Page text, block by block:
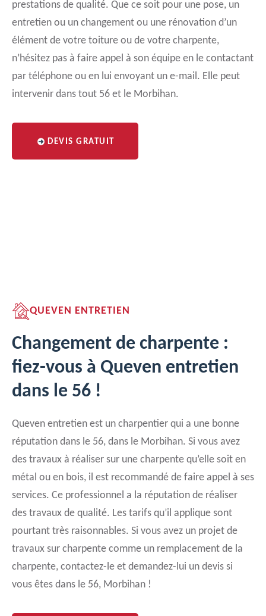
prestations de qualité. Que ce soit pour une pose, un
entretien ou un changement ou une rénovation d’un
élément de votre toiture ou de votre charpente,
n’hésitez pas à faire appel à son équipe en le contactant
par téléphone ou en lui envoyant un e-mail. Elle peut
intervenir dans tout 56 et le Morbihan.
DEVIS GRATUIT
QUEVEN ENTRETIEN
Changement de charpente :
fiez-vous à Queven entretien
dans le 56 !
Queven entretien est un charpentier qui a une bonne
réputation dans le 56, dans le Morbihan. Si vous avez
des travaux à réaliser sur une charpente qu’elle soit en
métal ou en bois, il est recommandé de faire appel à ses
services. Ce professionnel a la réputation de réaliser
des travaux de qualité. Les tarifs qu’il applique sont
pourtant très raisonnables. Si vous avez un projet de
travaux sur charpente comme un remplacement de la
charpente, contactez-le et demandez-lui un devis si
vous êtes dans le 56, Morbihan !